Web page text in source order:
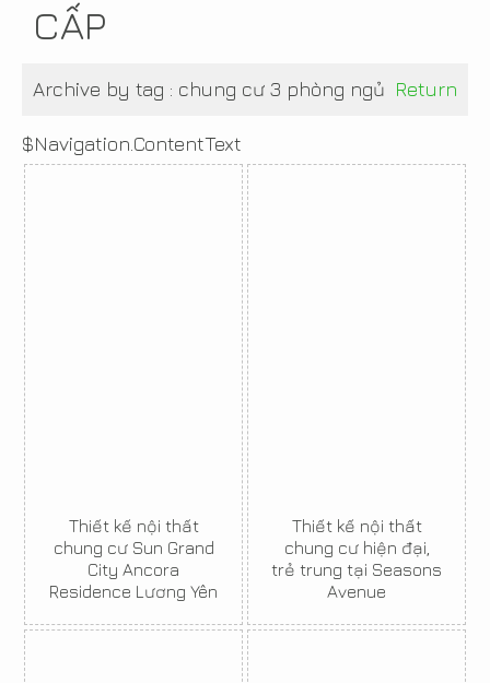
CẤP
Archive by tag : chung cư 3 phòng ngủ Return
$Navigation.ContentText
Thiết kế nội thất
chung cư Sun Grand
City Ancora
Residence Lương Yên
Thiết kế nội thất
chung cư hiện đại,
trẻ trung tại Seasons
Avenue